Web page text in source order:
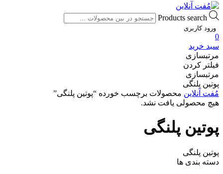
Products search
ورود کاربری
0
سبد خرید
مرتبسازی
فیلتر کردن
مرتبسازی
پوتین پلنگی
مُفت آنلاین محصولات برچسب خورده “پوتین پلنگی”
هیچ محصولی یافت نشد.
پوتین پلنگی
پوتین پلنگی
دسته بندی ها